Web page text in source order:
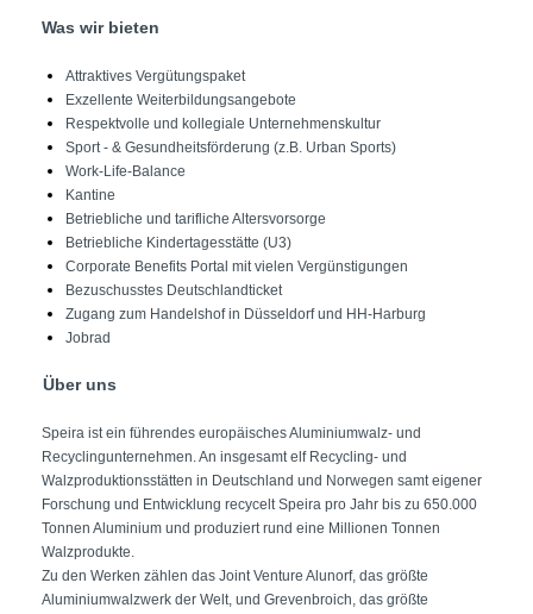
Was wir bieten
Attraktives Vergütungspaket
Exzellente Weiterbildungsangebote
Respektvolle und kollegiale Unternehmenskultur
Sport - & Gesundheitsförderung (z.B. Urban Sports)
Work-Life-Balance
Kantine
Betriebliche und tarifliche Altersvorsorge
Betriebliche Kindertagesstätte (U3)
Corporate Benefits Portal mit vielen Vergünstigungen
Bezuschusstes Deutschlandticket
Zugang zum Handelshof in Düsseldorf und HH-Harburg
Jobrad
Über uns
Speira ist ein führendes europäisches Aluminiumwalz- und
Recyclingunternehmen. An insgesamt elf Recycling- und
Walzproduktionsstätten in Deutschland und Norwegen samt eigener
Forschung und Entwicklung recycelt Speira pro Jahr bis zu 650.000
Tonnen Aluminium und produziert rund eine Millionen Tonnen
Walzprodukte.
Zu den Werken zählen das Joint Venture Alunorf, das größte
Aluminiumwalzwerk der Welt, und Grevenbroich, das größte